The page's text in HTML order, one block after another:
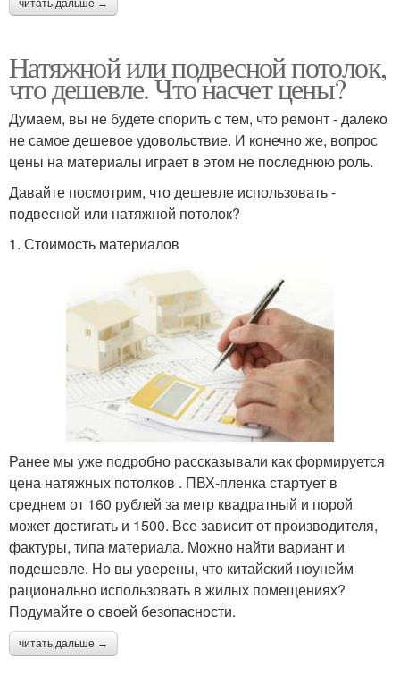
читать дальше →
Натяжной или подвесной потолок,
что дешевле. Что насчет цены?
Думаем, вы не будете спорить с тем, что ремонт - далеко
не самое дешевое удовольствие. И конечно же, вопрос
цены на материалы играет в этом не последнюю роль.
Давайте посмотрим, что дешевле использовать -
подвесной или натяжной потолок?
1. Стоимость материалов
Ранее мы уже подробно рассказывали как формируется
цена натяжных потолков . ПВХ-пленка стартует в
среднем от 160 рублей за метр квадратный и порой
может достигать и 1500. Все зависит от производителя,
фактуры, типа материала. Можно найти вариант и
подешевле. Но вы уверены, что китайский ноунейм
рационально использовать в жилых помещениях?
Подумайте о своей безопасности.
читать дальше →